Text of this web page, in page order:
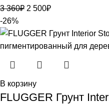
3 360₽ 2 500₽
-26%
В корзину
FLUGGER Грунт